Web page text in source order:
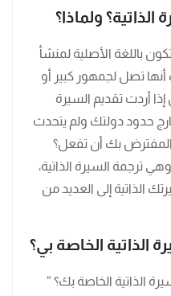
ولماذا؟
باللغة الأصلية لمنشأ
تصل لجمهور كبير أو
أردت تقديم السيرة
حدود دولتك ولم يتحدث
المفترض بك أن تفعل؟
ترجمة السيرة الذاتية،
الذاتية إلى العديد من
الذاتية الخاصة بي؟
الذاتية الخاصة بك؟ “